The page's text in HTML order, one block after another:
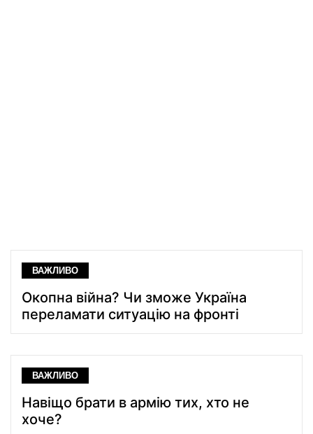
ВАЖЛИВО
Окопна війна? Чи зможе Україна
переламати ситуацію на фронті
ВАЖЛИВО
Навіщо брати в армію тих, хто не
хоче?